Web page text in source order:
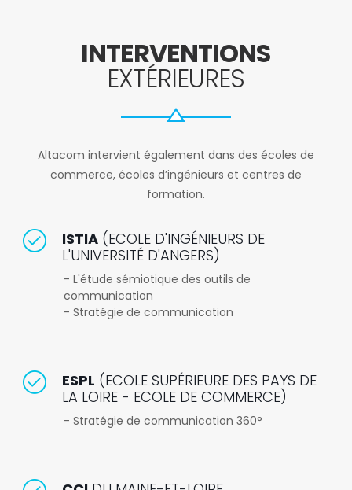
INTERVENTIONS
EXTÉRIEURES
Altacom intervient également dans des écoles de
commerce, écoles d’ingénieurs et centres de
formation.
ISTIA(ECOLE D'INGÉNIEURS DE
L'UNIVERSITÉ D'ANGERS)
- L'étude sémiotique des outils de
communication
- Stratégie de communication
ESPL (ECOLE SUPÉRIEURE DES PAYS DE
LA LOIRE - ECOLE DE COMMERCE)
- Stratégie de communication 360°